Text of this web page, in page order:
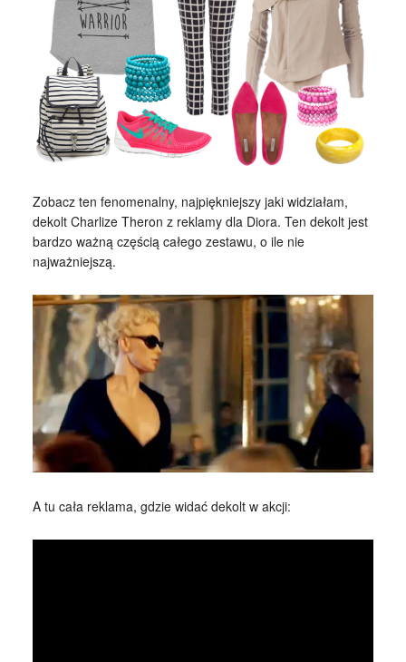
Zobacz ten fenomenalny, najpiękniejszy jaki widziałam,
dekolt Charlize Theron z reklamy dla Diora. Ten dekolt jest
bardzo ważną częścią całego zestawu, o ile nie
najważniejszą.
A tu cała reklama, gdzie widać dekolt w akcji: